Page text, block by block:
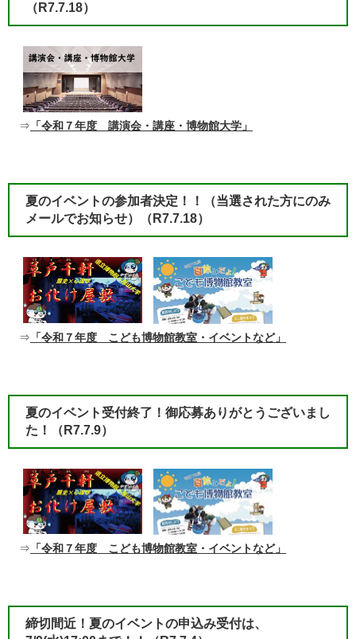
（R7.7.18）​
⇒ 「令和７年度 講演会・講座・博物館大学」
夏のイベントの参加者決定！！（当選された方にのみ
メールでお知らせ）（R7.7.18）
⇒ 「令和７年度 こども博物館教室・イベントなど」
夏のイベント受付終了！御応募ありがとうございまし
た！
（R7.7.9）​
⇒ 「令和７年度 こども博物館教室・イベントなど」
締切間近！夏のイベントの申込み受付は、